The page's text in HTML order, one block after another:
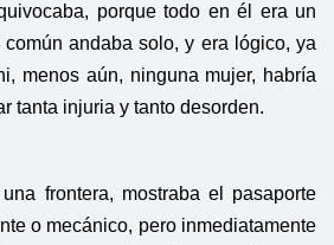
porque todo en él era un
andaba solo, y era lógico, ya
menos aún, ninguna mujer, habría
tanta injuria y tanto desorden.
frontera, mostraba el pasaporte
o mecánico, pero inmediatamente